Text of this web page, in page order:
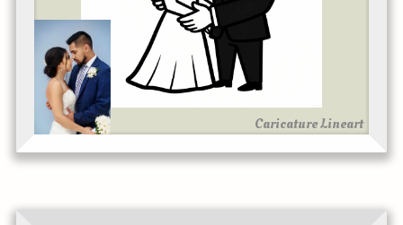
Caricature Lineart